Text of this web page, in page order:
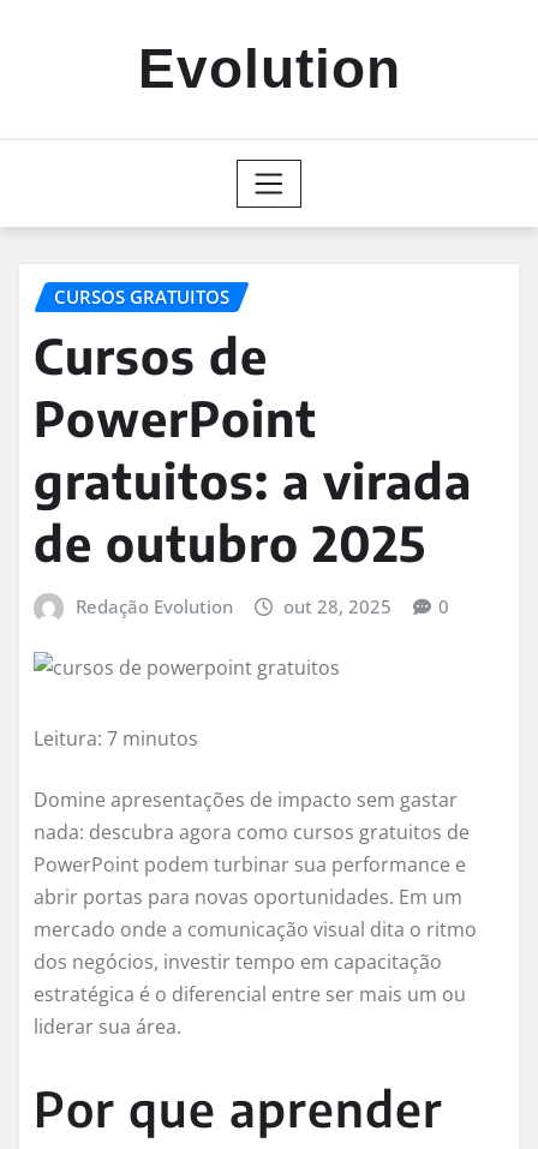
Evolution
CURSOS GRATUITOS
Cursos de
PowerPoint
gratuitos: a virada
de outubro 2025
Redação Evolution out 28, 2025 0
Leitura: 7 minutos
Domine apresentações de impacto sem gastar
nada: descubra agora como cursos gratuitos de
PowerPoint podem turbinar sua performance e
abrir portas para novas oportunidades. Em um
mercado onde a comunicação visual dita o ritmo
dos negócios, investir tempo em capacitação
estratégica é o diferencial entre ser mais um ou
liderar sua área.
Por que aprender